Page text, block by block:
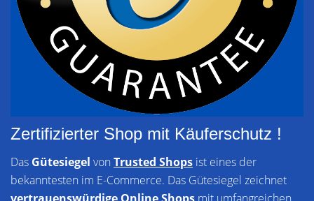
Zertifizierter Shop mit Käuferschutz !
Das Gütesiegel vonTrusted Shops ist eines der
bekanntesten im E-Commerce. Das Gütesiegel zeichnet